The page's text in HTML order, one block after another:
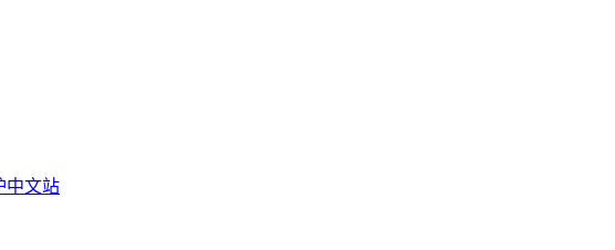
中文站